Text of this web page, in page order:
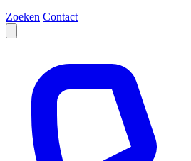
Zoeken Contact